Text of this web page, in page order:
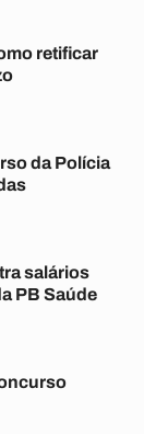
retificar
da Polícia
salários
PB Saúde